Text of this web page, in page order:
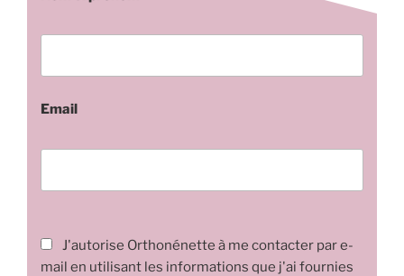
Email
J'autorise Orthonénette à me contacter par e-
mail en utilisant les informations que j'ai fournies